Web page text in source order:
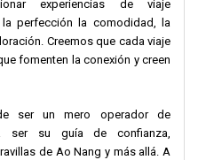
experiencias de viaje
perfección la comodidad, la
Creemos que cada viaje
fomenten la conexión y creen
ser un mero operador de
ser su guía de confianza,
de Ao Nang y más allá. A